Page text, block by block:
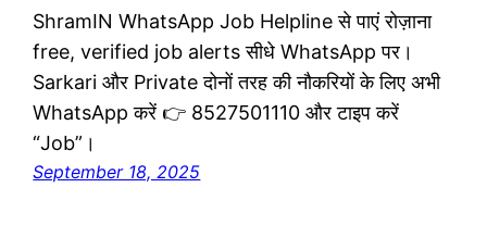
ShramIN WhatsApp Job Helpline से पाएं रोज़ाना
free, verified job alerts सीधे WhatsApp पर।
Sarkari और Private दोनों तरह की नौकरियों के लिए अभी
WhatsApp करें 👉 8527501110 और टाइप करें
“Job”।
September 18, 2025